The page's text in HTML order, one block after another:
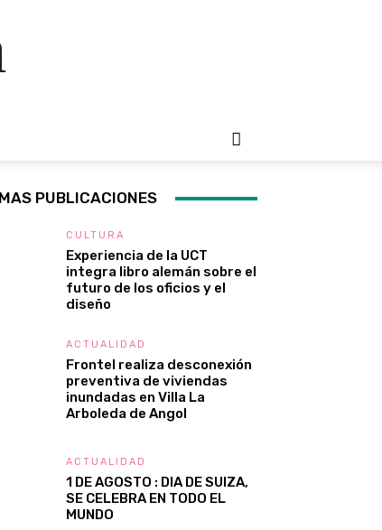
PUBLICACIONES
CULTURA
Experiencia de la UCT
integra libro alemán sobre el
futuro de los oficios y el
diseño
ACTUALIDAD
Frontel realiza desconexión
preventiva de viviendas
inundadas en Villa La
Arboleda de Angol
ACTUALIDAD
1 DE AGOSTO : DIA DE SUIZA,
SE CELEBRA EN TODO EL
MUNDO